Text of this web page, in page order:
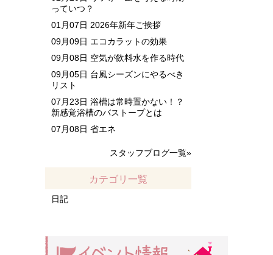
っていつ？
01月07日 2026年新年ご挨拶
09月09日 エコカラットの効果
09月08日 空気が飲料水を作る時代
09月05日 台風シーズンにやるべき
リスト
07月23日 浴槽は常時置かない！？
新感覚浴槽のバストープとは
07月08日 省エネ
スタッフブログ一覧»
カテゴリ一覧
日記